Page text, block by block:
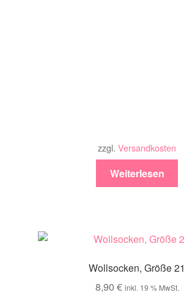
zzgl. Versandkosten
Weiterlesen
Wollsocken, Größe 21
8,90 € inkl. 19 % MwSt.